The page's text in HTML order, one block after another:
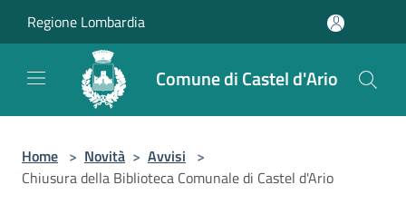
Regione Lombardia
Comune di Castel d'Ario
Home > Novità > Avvisi >
Chiusura della Biblioteca Comunale di Castel d'Ario